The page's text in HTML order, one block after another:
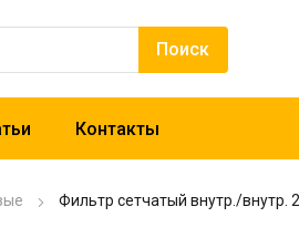
Контакты
Фильтр сетчатый внутр./внутр.